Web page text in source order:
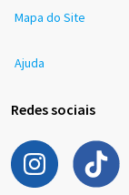
Mapa do Site
Ajuda
Redes sociais